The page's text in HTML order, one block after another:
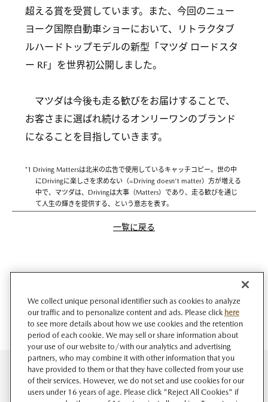
超える賞を受賞しています。また、今回のニュー
ヨーク国際自動車ショーにおいて、リトラクタブ
ルハードトップモデルの新型「マツダ ロードスタ
ー RF」を世界初公開しました。
マツダは今後も走る歓びをお届けすることで、
お客さまに選ばれ続けるオンリーワンのブランド
になることを目指していきます。
*1 Driving Mattersは北米の広告で使用しているキャッチコピー。世の中
にDrivingに楽しさを求めない（=Driving doesn't matter）方が増える
中で、マツダは、Drivingは大事（Matters）であり、走る歓びを通じ
て人生の輝きを提供する、という意志を表す。
一覧に戻る
We collect unique personal identifier such as cookies to analyze
our traffic and to personalize content and ads. Please click here
to see more details about how we use cookies and the retention
period of each cookie. We may sell or share information about
your use of our website to/with our analytics and advertising
partners, who may combine it with other information that you
have provided to them or that they have collected from your use
of their services. However, we do not set and use cookies for our
users under 16 years of age. Please click "Reject All Cookies" if